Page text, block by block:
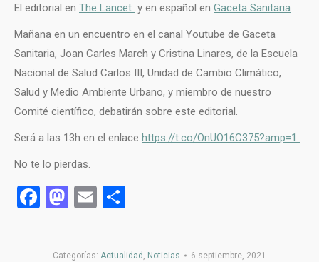
El editorial en The Lancet y en español en Gaceta Sanitaria
Mañana en un encuentro en el canal Youtube de Gaceta
Sanitaria, Joan Carles March y Cristina Linares, de la Escuela
Nacional de Salud Carlos III, Unidad de Cambio Climático,
Salud y Medio Ambiente Urbano, y miembro de nuestro
Comité científico, debatirán sobre este editorial.
Será a las 13h en el enlace https://t.co/OnUO16C375?amp=1
No te lo pierdas.
Facebook
Mastodon
Email
Categorías: Actualidad , Noticias 6 septiembre, 2021